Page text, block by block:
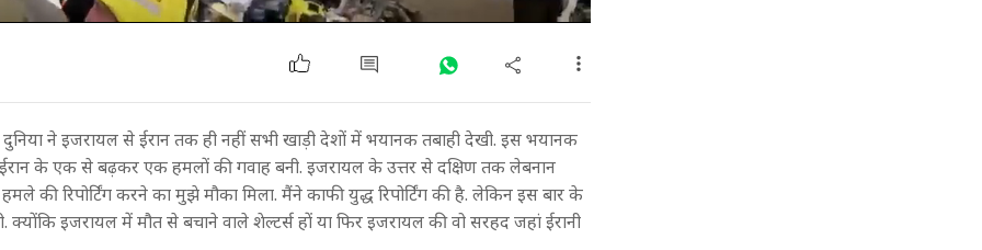
ने इजरायल से ईरान तक ही नहीं सभी खाड़ी देशों में भयानक तबाही देखी. इस भयानक
के एक से बढ़कर एक हमलों की गवाह बनी. इजरायल के उत्तर से दक्षिण तक लेबनान
की रिपोर्टिंग करने का मुझे मौका मिला. मैंने काफी युद्ध रिपोर्टिंग की है. लेकिन इस बार के
इजरायल में मौत से बचाने वाले शेल्टर्स हों या फिर इजरायल की वो सरहद जहां ईरानी